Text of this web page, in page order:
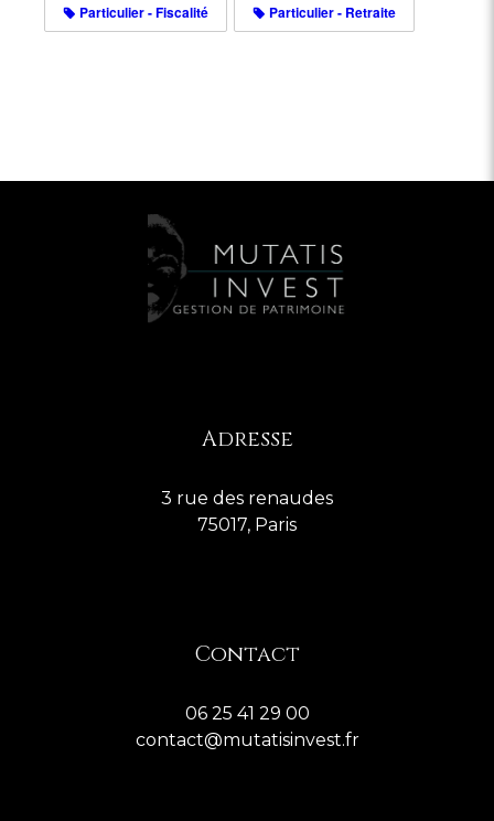
Particulier - Fiscalité Particulier - Retraite
Adresse
3 rue des renaudes
75017, Paris
Contact
06 25 41 29 00
contact@mutatisinvest.fr